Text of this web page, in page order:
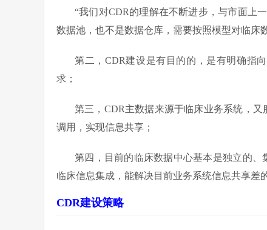
“我们对CDR的理解在不断进步，与市面上
数据池，也不是数据仓库，需要按照模型对临床
第二，CDR建设是有目的的，是有明确指
求；
第三，CDR主数据来源于临床业务系统，
调用，实现信息共享；
第四，目前的临床数据中心基本是独立的
临床信息集成，能解决目前业务系统信息共享差
CDR建设策略